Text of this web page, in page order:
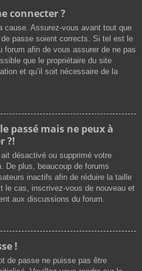
connecter ?
cause. Assurez-vous avant tout que
passe soient corrects. Si tel est le
afin de vous assurer de ne pas
que le propriétaire du site
et qu’il soit nécessaire de la
passé mais ne peux à
?!
ait désactivé ou supprimé votre
De plus, beaucoup de forums
inactifs afin de réduire la taille
le cas, inscrivez-vous de nouveau et
aux discussions du forum.
!
de passe ne puisse pas être